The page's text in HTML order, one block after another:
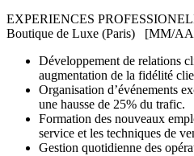
EXPERIENCES
Boutique de Luxe (Paris) [MM/
Développement de relations
augmentation de la fidélité
Organisation d’événements
une hausse de 25% du trafic.
Formation des nouveaux
service et les techniques de
Gestion quotidienne des